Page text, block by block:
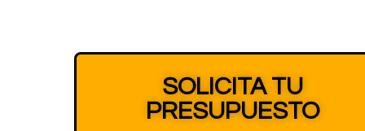
SOLICITA TU
PRESUPUESTO